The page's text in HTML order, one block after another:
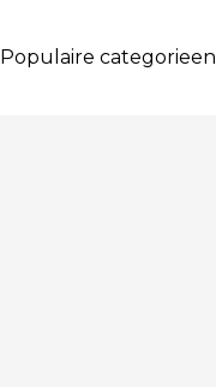
Populaire categorieen